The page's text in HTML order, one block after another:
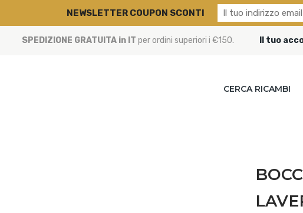
SPEDIZIONE GRATUITA in IT per ordini superiori i €150. Il tuo
CERCA RICAMBI
NEWSLETTER COUPON SCONTI